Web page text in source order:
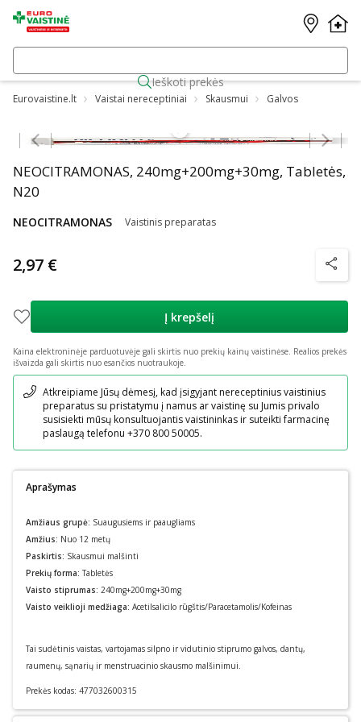
Ieškoti prekės
Eurovaistine.lt Vaistai nereceptiniai Skausmui Galvos
NEOCITRAMONAS, 240mg+200mg+30mg, Tabletės,
N20
NEOCITRAMONAS Vaistinis preparatas
2,97 €
Į krepšelį
Kaina elektroninėje parduotuvėje gali skirtis nuo prekių kainų vaistinėse. Realios prekės
išvaizda gali skirtis nuo esančios nuotraukoje.
Pranešimas
Atkreipiame Jūsų dėmesį, kad įsigyjant nereceptinius vaistinius
preparatus su pristatymu į namus ar vaistinę su Jumis privalo
susisiekti mūsų konsultuojantis vaistininkas ir suteikti farmacinę
paslaugą telefonu +370 800 50005.
Aprašymas
Amžiaus grupė: Suaugusiems ir paaugliams
Amžius: Nuo 12 metų
Paskirtis: Skausmui malšinti
Prekių forma:Tabletės
Vaisto stiprumas: 240mg+200mg+30mg
Vaisto veiklioji medžiaga: Acetilsalicilo rūgštis/Paracetamolis/Kofeinas
Tai sudėtinis vaistas, vartojamas silpno ir vidutinio stiprumo galvos, dantų,
raumenų, sąnarių ir menstruacinio skausmo malšinimui.
Prekės kodas: 477032600315